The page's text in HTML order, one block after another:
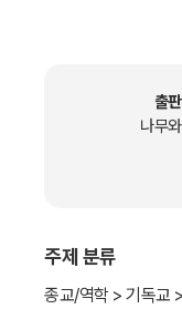
식을 취하고 있다.
인사이트를 제공한
출
나무
주제 분류
종교/역학 > 기독교